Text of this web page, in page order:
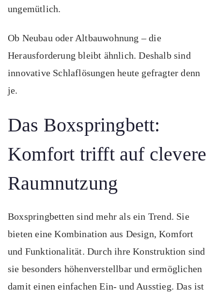
ungemütlich.
Ob Neubau oder Altbauwohnung – die
Herausforderung bleibt ähnlich. Deshalb sind
innovative Schlaflösungen heute gefragter denn
je.
Das Boxspringbett:
Komfort trifft auf clevere
Raumnutzung
Boxspringbetten sind mehr als ein Trend. Sie
bieten eine Kombination aus Design, Komfort
und Funktionalität. Durch ihre Konstruktion sind
sie besonders höhenverstellbar und ermöglichen
damit einen einfachen Ein- und Ausstieg. Das ist